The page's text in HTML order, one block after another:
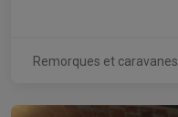
Remorques et caravanes